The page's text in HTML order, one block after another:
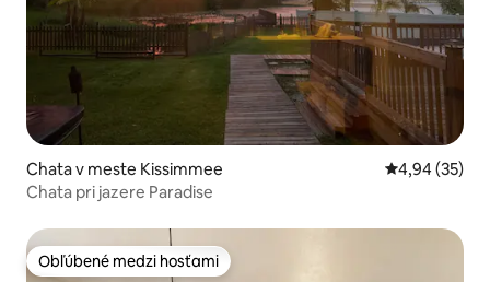
Chata v meste Kissimmee Priemerné
4,94 (35)
Chata pri jazere Paradise
Obľúbené medzi hosťami
Obľúbené medzi hosťami